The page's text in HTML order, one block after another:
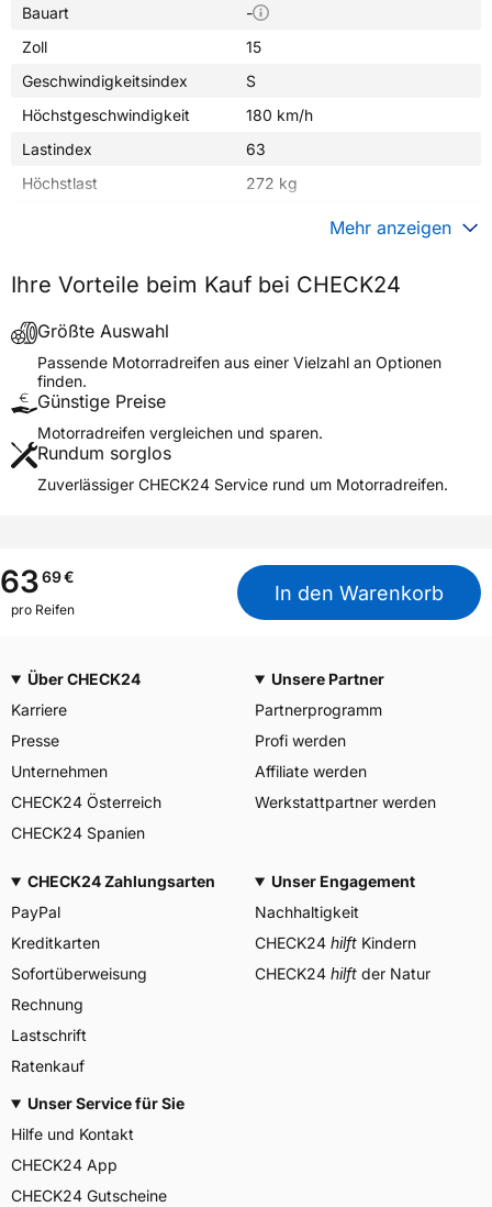
Bauart
-
Zoll
15
Geschwindigkeitsindex
S
Höchstgeschwindigkeit
180 km/h
Lastindex
63
Höchstlast
272 kg
Fahrzeugtyp
Motorrad
Verwendung
Modellname
SCOOTSMART
Reifenposition
Motorradtyp
Scooter
Weitere Eigenschaften
M+S
Nein
Motorrad Kennzeichnung
M/C
Allgemeine Produktsicherheit (GPSR)
Herstellerkontakt
Goodyear S.A. Innovation
Center, Avenue Gordon Smith
7750 Colmar-Berg
Luxemburg,
Mehr anzeigen
Ihre Vorteile beim Kauf bei CHECK24
Größte Auswahl
Passende Motorradreifen aus einer Vielzahl an Optionen
finden.
Günstige Preise
Motorradreifen vergleichen und sparen.
Rundum sorglos
Zuverlässiger CHECK24 Service rund um Motorradreifen.
6369€
pro Reifen
In den Warenkorb
Über CHECK24
Karriere
Presse
Unternehmen
CHECK24 Österreich
CHECK24 Spanien
Unsere Partner
Partnerprogramm
Profi werden
Affiliate werden
Werkstattpartner werden
CHECK24 Zahlungsarten
PayPal
Kreditkarten
Sofortüberweisung
Rechnung
Lastschrift
Ratenkauf
Unser Engagement
Nachhaltigkeit
CHECK24 hilft Kindern
CHECK24 hilft der Natur
Unser Service für Sie
Hilfe und Kontakt
CHECK24 App
CHECK24 Gutscheine